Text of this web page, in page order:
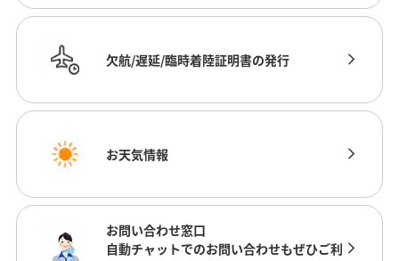
欠航/遅延/臨時着陸証明書の発行
お天気情報
お問い合わせ窓口
自動チャットでのお問い合わせもぜひご利